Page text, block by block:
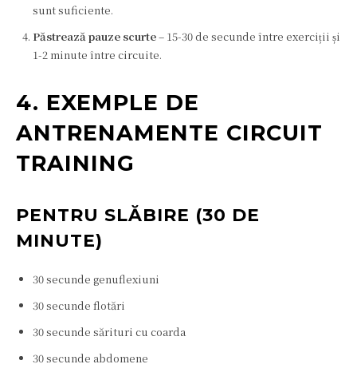
sunt suficiente.
Păstrează pauze scurte– 15-30 de secunde între exerciții și
1-2 minute între circuite.
4. EXEMPLE DE
ANTRENAMENTE CIRCUIT
TRAINING
PENTRU SLĂBIRE (30 DE
MINUTE)
30 secunde genuflexiuni
30 secunde flotări
30 secunde sărituri cu coarda
30 secunde abdomene